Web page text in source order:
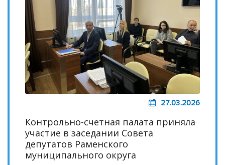
27.03.2026
Контрольно-счетная палата приняла
участие в заседании Совета
депутатов Раменского
муниципального округа